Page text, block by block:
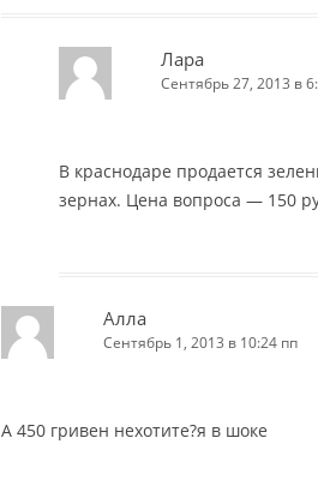
Лара
Сентябрь 27, 2013 в
В краснодаре продается
зернах. Цена вопроса — 150
Алла
Сентябрь 1, 2013 в 10:24 пп
А 450 гривен нехотите?я в шоке